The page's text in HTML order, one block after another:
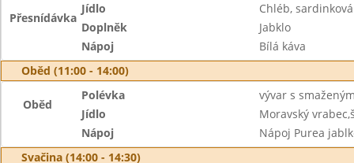
Přesnídávka
Jídlo
Chléb,
Doplněk
Jabklo
Nápoj
Bílá káva
Oběd (11:00 - 14:00)
Oběd
Polévka
vývar s
Jídlo
Moravský
Nápoj
Nápoj Purea
Svačina (14:00 - 14:30)